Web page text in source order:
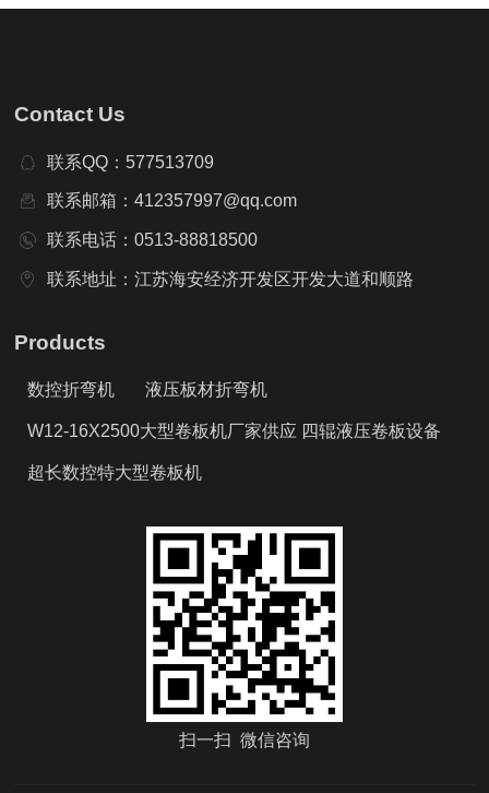
Contact Us
联系QQ：577513709
联系邮箱：412357997@qq.com
联系电话：0513-88818500
联系地址：江苏海安经济开发区开发大道和顺路
Products
数控折弯机 液压板材折弯机
W12-16X2500大型卷板机厂家供应 四辊液压卷板设备
超长数控特大型卷板机
扫一扫 微信咨询